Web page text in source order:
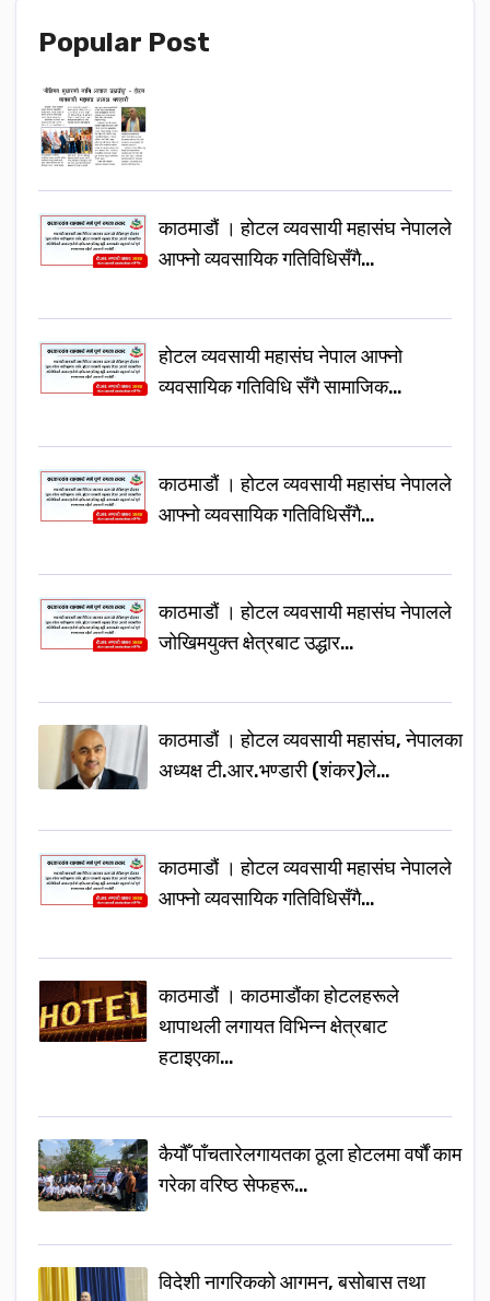
Popular Post
काठमाडौं । होटल व्यवसायी महासंघ नेपालले
आफ्नो व्यवसायिक गतिविधिसँगै…
होटल व्यवसायी महासंघ नेपाल आफ्नो
व्यवसायिक गतिविधि सँगै सामाजिक…
काठमाडौं । होटल व्यवसायी महासंघ नेपालले
आफ्नो व्यवसायिक गतिविधिसँगै…
काठमाडौं । होटल व्यवसायी महासंघ नेपालले
जोखिमयुक्त क्षेत्रबाट उद्धार…
काठमाडौं । होटल व्यवसायी महासंघ, नेपालका
अध्यक्ष टी.आर.भण्डारी (शंकर)ले…
काठमाडौं । होटल व्यवसायी महासंघ नेपालले
आफ्नो व्यवसायिक गतिविधिसँगै…
काठमाडौं । काठमाडौंका होटलहरूले
थापाथली लगायत विभिन्न क्षेत्रबाट
हटाइएका…
कैयौँ पाँचतारेलगायतका ठूला होटलमा वर्षौं काम
गरेका वरिष्ठ सेफहरू…
विदेशी नागरिकको आगमन, बसोबास तथा